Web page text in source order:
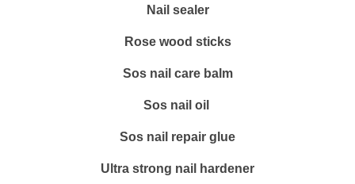
Nail sealer
Rose wood sticks
Sos nail care balm
Sos nail oil
Sos nail repair glue
Ultra strong nail hardener